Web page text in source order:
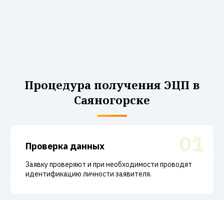
Процедура получения ЭЦП в
Саяногорске
01
Проверка данных
Заявку проверяют и при необходимости проводят
идентификацию личности заявителя.